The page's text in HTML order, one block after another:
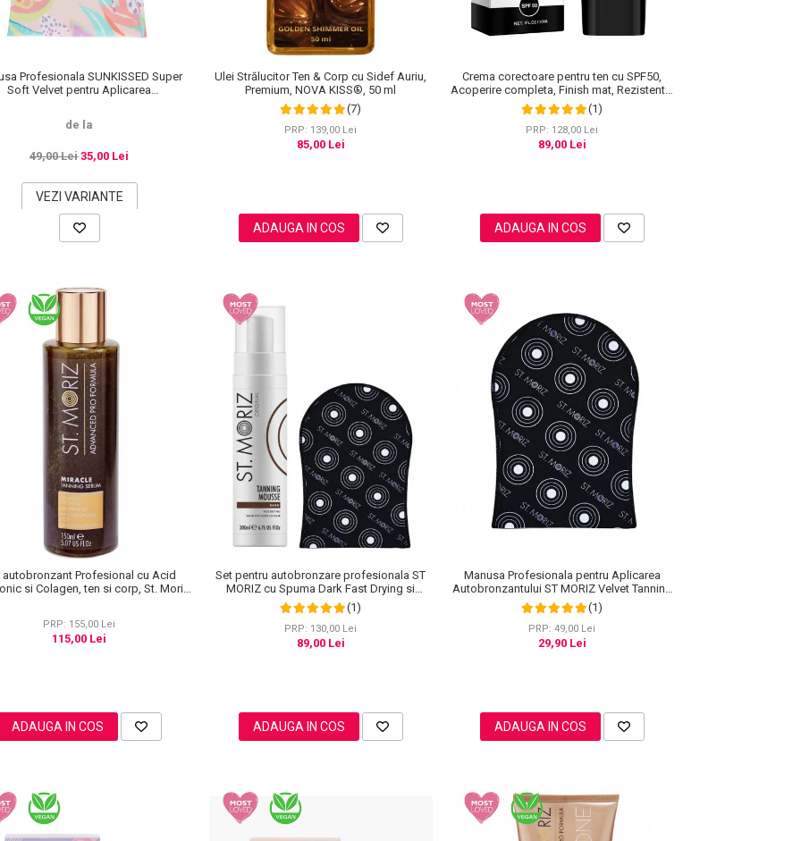
Profesionala SUNKISSED Super
Soft Velvet pentru Aplicarea
de la
49,00 Lei 35,00 Lei
VEZI VARIANTE
Ulei Strălucitor Ten & Corp cu Sidef Auriu,
Premium, NOVA KISS®, 50 ml
(7)
PRP: 139,00 Lei
85,00 Lei
ADAUGA IN COS
Crema corectoare pentru ten cu SPF50,
Acoperire completa, Finish mat, Rezistenta,
Anti Roseata, CC Cream Sefudun, 30 ml
(1)
PRP: 128,00 Lei
89,00 Lei
ADAUGA IN COS
autobronzant Profesional cu Acid
si Colagen, ten si corp, St. Moriz
PRP: 155,00 Lei
115,00 Lei
ADAUGA IN COS
Set pentru autobronzare profesionala ST
MORIZ cu Spuma Dark Fast Drying si
Manusa Velvet Tanning Mitt
(1)
PRP: 130,00 Lei
89,00 Lei
ADAUGA IN COS
Manusa Profesionala pentru Aplicarea
Autobronzantului ST MORIZ Velvet Tanning
Mitt
(1)
PRP: 49,00 Lei
29,90 Lei
ADAUGA IN COS